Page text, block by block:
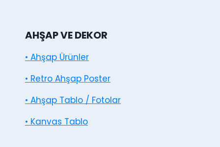
AHŞAP VE DEKOR
• Ahşap Ürünler
• Retro Ahşap Poster
• Ahşap Tablo / Fotolar
• Kanvas Tablo